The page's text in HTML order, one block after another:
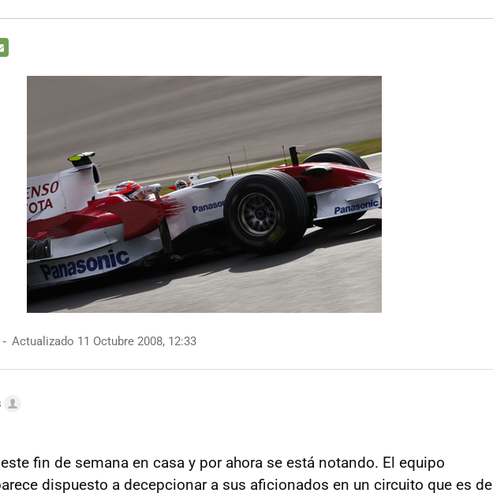
Actualizado 11 Octubre 2008, 12:33
fin de semana en casa y por ahora se está notando. El equipo
dispuesto a decepcionar a sus aficionados en un circuito que es de